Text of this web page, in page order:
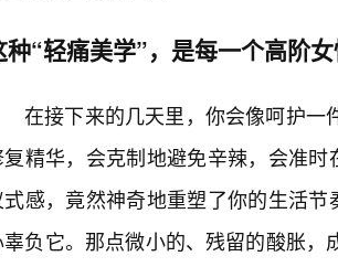
种“轻痛美学”，是每一个高阶
在接下来的几天里，你会像呵护一
精华，会克制地避免辛辣，会准
感，竟然神奇地重塑了你的生活
辜负它。那点微小的、残留的酸胀